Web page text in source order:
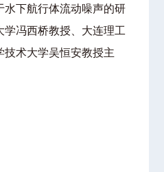
水下航行体流动噪声的研
学冯西桥教授、大连理工
技术大学吴恒安教授主